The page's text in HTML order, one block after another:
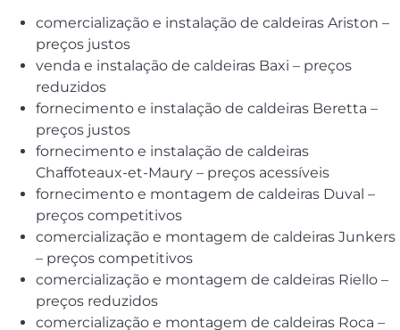
comercialização e instalação de caldeiras Ariston –
preços justos
venda e instalação de caldeiras Baxi – preços
reduzidos
fornecimento e instalação de caldeiras Beretta –
preços justos
fornecimento e instalação de caldeiras
Chaffoteaux-et-Maury – preços acessíveis
fornecimento e montagem de caldeiras Duval –
preços competitivos
comercialização e montagem de caldeiras Junkers
– preços competitivos
comercialização e montagem de caldeiras Riello –
preços reduzidos
comercialização e montagem de caldeiras Roca –